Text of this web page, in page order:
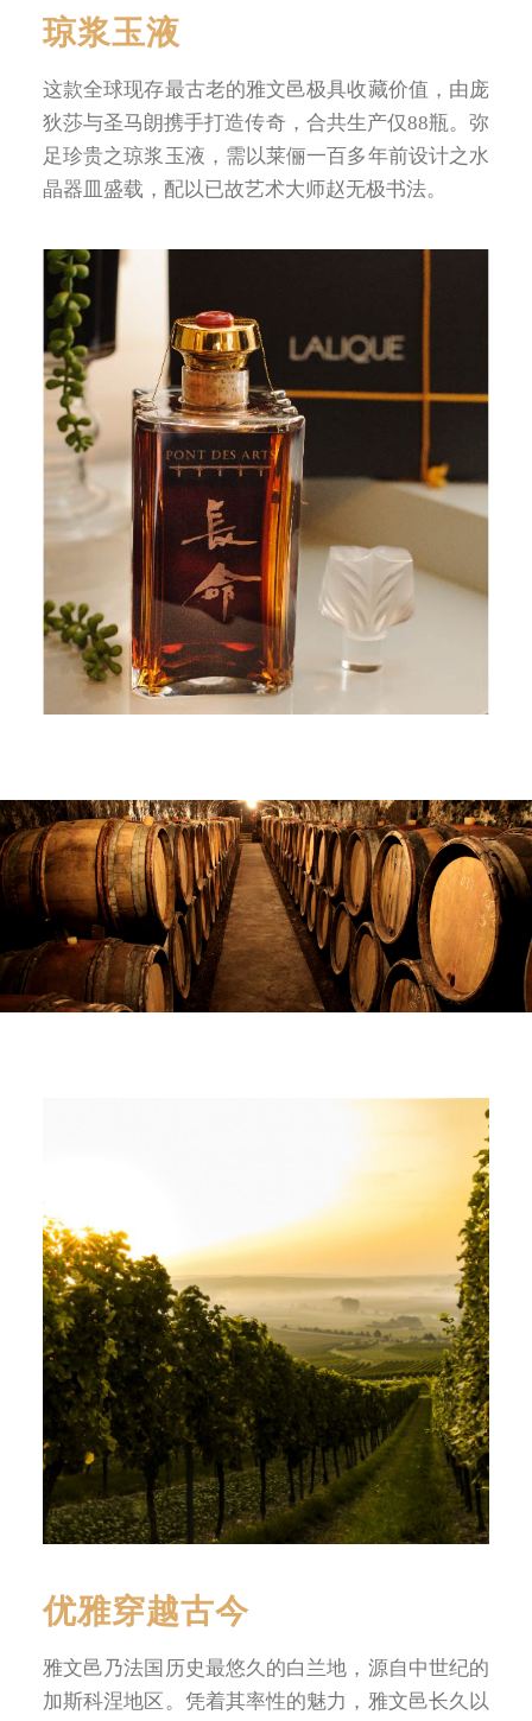
琼浆玉液
这款全球现存最古老的雅文邑极具收藏价值，由庞
狄莎与圣马朗携手打造传奇，合共生产仅88瓶。弥
足珍贵之琼浆玉液，需以莱俪一百多年前设计之水
晶器皿盛载，配以已故艺术大师赵无极书法。
优雅穿越古今
雅文邑乃法国历史最悠久的白兰地，源自中世纪的
加斯科涅地区。凭着其率性的魅力，雅文邑长久以